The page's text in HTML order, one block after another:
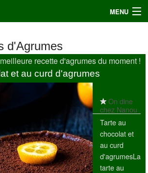
MENU
d'Agrumes
recette d'agrumes du moment !
et au curd d'agrumes
On dine
chez Nanou
Tarte au
chocolat et
au curd
d'agrumesLa
tarte au